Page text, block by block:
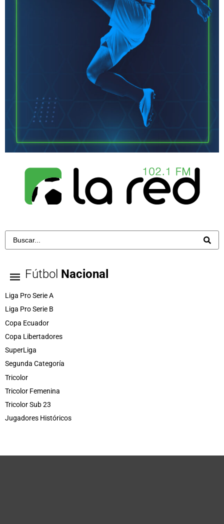
Fútbol Nacional
Liga Pro Serie A
Liga Pro Serie B
Copa Ecuador
Copa Libertadores
SuperLiga
Segunda Categoría
Tricolor
Tricolor Femenina
Tricolor Sub 23
Jugadores Históricos